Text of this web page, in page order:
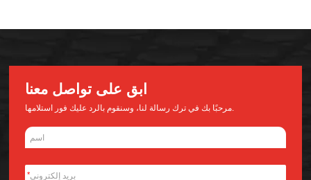
ابق على تواصل معنا
مرحبًا بك في ترك رسالة لنا، وسنقوم بالرد عليك فور استلامها.
*